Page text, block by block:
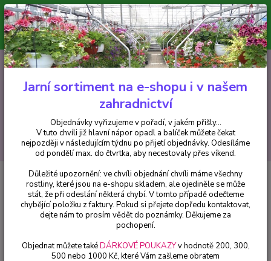
Minimální hodnota pro odeslání z e-shopu je 300 Kč.
V tuto chvíli již hlavní nápor objednávek opadl a balíček můžete čekat
nejpozději v následujícím týdnu po přijetí objednávky. Objednávky
vyřizujeme v pořadí, v jakém přišly...
CZK
Hledat
+420 602 223 614 0ks
za0 Kč
Fuchsie Vincent Van Gogh Fuchsie - cena na prodejně
Vincent Van Gogh Fuchsie - cena
na prodejně
Jarní sortiment na e-shopu i v našem
zahradnictví
Objednávky vyřizujeme v pořadí, v jakém přišly...
V tuto chvíli již hlavní nápor opadl a balíček můžete čekat
nejpozději v následujícím týdnu po přijetí objednávky. Odesíláme
od pondělí max. do čtvrtka, aby necestovaly přes víkend.
Důležité upozornění: ve chvíli objednání chvíli máme všechny
rostliny, které jsou na e-shopu skladem, ale ojediněle se může
stát, že při odeslání některá chybí. V tomto případě odečteme
chybějící položku z faktury. Pokud si přejete dopředu kontaktovat,
dejte nám to prosím vědět do poznámky. Děkujeme za
pochopení.
Objednat můžete takéDÁRKOVÉ POUKAZYv hodnotě 200, 300,
500 nebo 1000 Kč, které Vám zašleme obratem